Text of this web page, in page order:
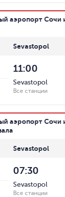
аэропорт Сочи
Sevastopol
11:00
Sevastopol
Все станции
аэропорт Сочи
Sevastopol
07:30
Sevastopol
Все станции